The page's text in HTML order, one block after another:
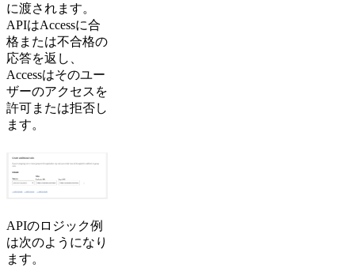
に渡されます。
APIはAccessに合
格または不合格の
応答を返し、
Accessはそのユー
ザーのアクセスを
許可または拒否し
ます。
APIのロジック例
は次のようになり
ます。